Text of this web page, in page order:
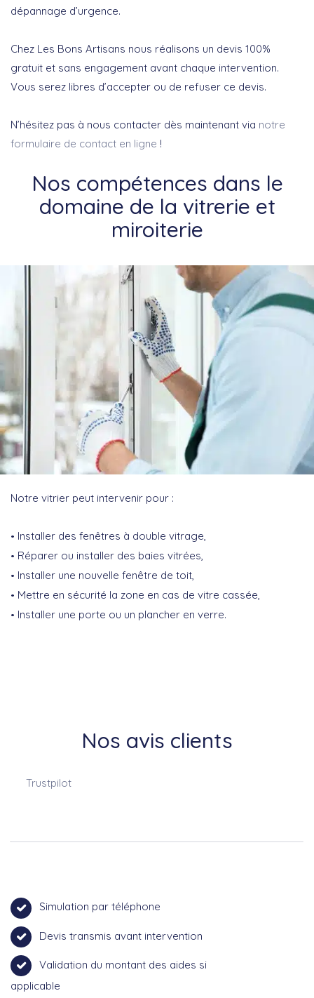
dépannage d’urgence.
Chez Les Bons Artisans nous réalisons un devis 100%
gratuit et sans engagement avant chaque intervention.
Vous serez libres d’accepter ou de refuser ce devis.
N’hésitez pas à nous contacter dès maintenant via notre
formulaire de contact en ligne !
Nos compétences dans le
domaine de la vitrerie et
miroiterie
Notre vitrier peut intervenir pour :
Installer des fenêtres à double vitrage,
Réparer ou installer des baies vitrées,
Installer une nouvelle fenêtre de toit,
Mettre en sécurité la zone en cas de vitre cassée,
Installer une porte ou un plancher en verre.
Nos avis clients
Trustpilot
Simulation par téléphone
Devis transmis avant intervention
Validation du montant des aides si
applicable